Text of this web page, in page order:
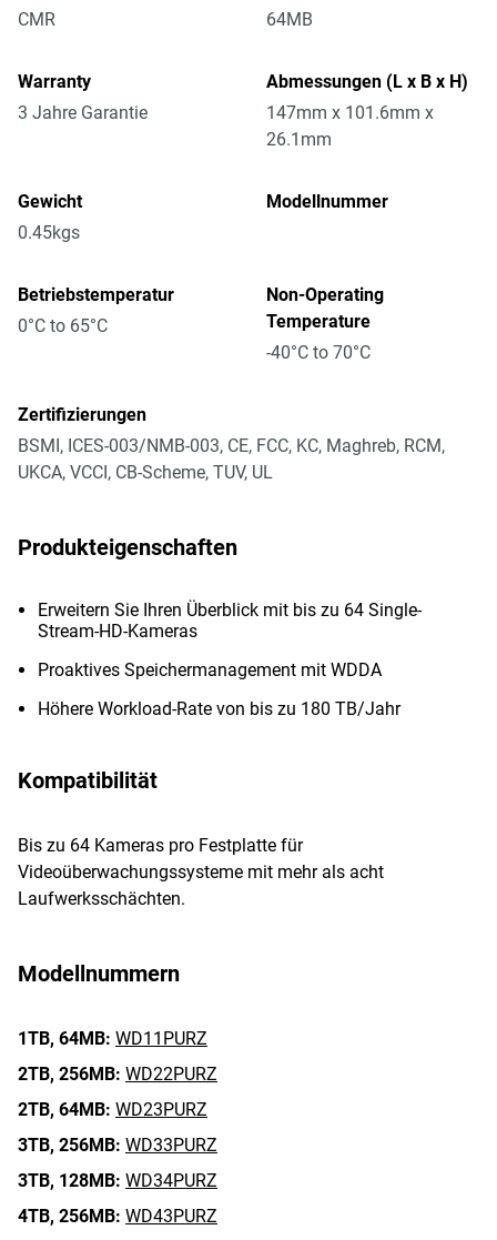
CMR
64MB
Warranty
3 Jahre Garantie
Abmessungen (L x B x H)
147mm x 101.6mm x
26.1mm
Gewicht
0.45kgs
Modellnummer
Betriebstemperatur
0°C to 65°C
Non-Operating
Temperature
-40°C to 70°C
Zertifizierungen
BSMI, ICES-003/NMB-003, CE, FCC, KC, Maghreb, RCM,
UKCA, VCCI, CB-Scheme, TUV, UL
Produkteigenschaften
Erweitern Sie Ihren Überblick mit bis zu 64 Single-
Stream-HD-Kameras
Proaktives Speichermanagement mit WDDA
Höhere Workload-Rate von bis zu 180 TB/Jahr
Kompatibilität
Bis zu 64 Kameras pro Festplatte für
Videoüberwachungssysteme mit mehr als acht
Laufwerksschächten.
Modellnummern
1TB, 64MB: WD11PURZ
2TB, 256MB: WD22PURZ
2TB, 64MB: WD23PURZ
3TB, 256MB: WD33PURZ
3TB, 128MB: WD34PURZ
4TB, 256MB: WD43PURZ